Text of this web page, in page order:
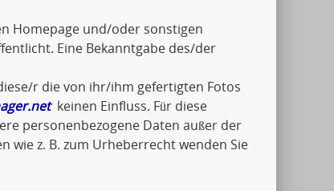
Homepage und/oder sonstigen
Eine Bekanntgabe des/der
r die von ihr/ihm gefertigten Fotos
keinen Einfluss. Für diese
personenbezogene Daten außer der
wie z. B. zum Urheberrecht wenden Sie